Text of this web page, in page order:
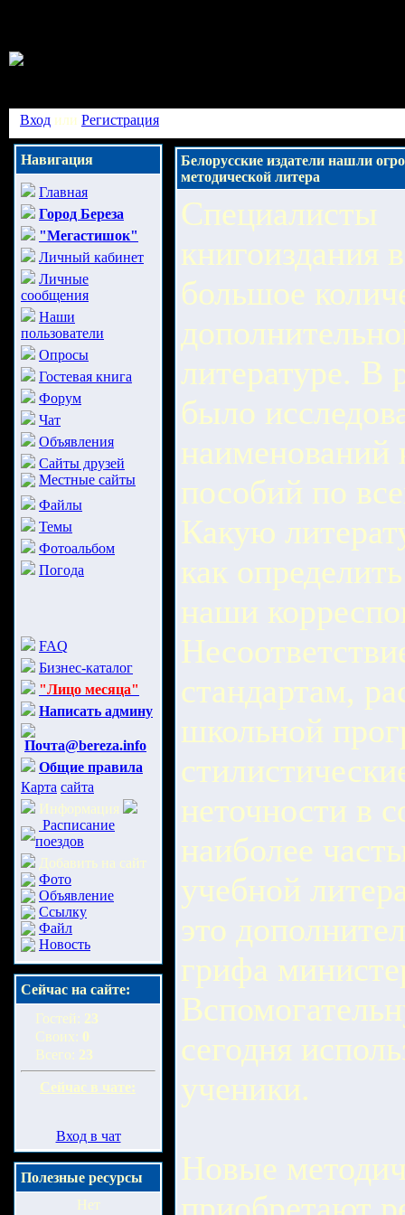
Вход или Регистрация
Навигация
Главная
Город Береза
"Мегастишок"
Личный кабинет
Личные
сообщения
Наши
пользователи
Опросы
Гостевая книга
Форум
Чат
Объявления
Сайты друзей
Местные сайты
Файлы
Темы
Фотоальбом
Погода
FAQ
Бизнес-каталог
"Лицо месяца"
Написать админу
Почта@bereza.info
Общие правила
Карта сайта
Информация
Расписание
поездов
Добавить на сайт
Фото
Объявление
Ссылку
Файл
Новость
Сейчас на сайте:
Гостей: 23
Своих: 0
Всего: 23
Сейчас в чате:
Вход в чат
Полезные ресурсы
Нет
Белорусские издатели нашли
методической литера
Специалисты
книгоиздания
большое
литературе. В
было
наименований
пособий по
Какую
как
наши
стандартам,
школьной
неточности в
наиболее
учебной
это
грифа
сегодня
ученики.
Новые